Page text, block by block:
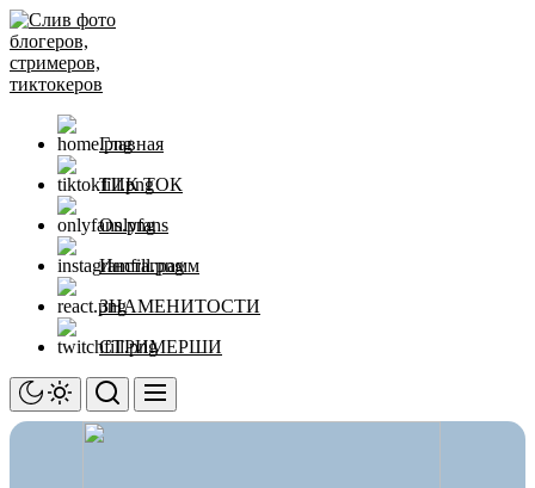
Перейти
к
содержимому
Главная
ТИК ТОК
Onlyfans
Инстаграмм
ЗНАМЕНИТОСТИ
СТРИМЕРШИ